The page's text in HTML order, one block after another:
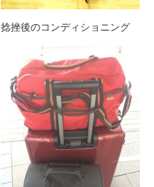
捻挫後のコンディショニング